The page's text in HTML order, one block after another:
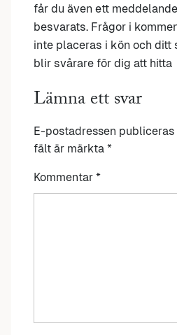
får du även ett
besvarats. Frågor i
inte placeras i kön och ditt
blir svårare för dig att hitta
Lämna ett svar
E-postadressen publiceras
fält är märkta *
Kommentar *